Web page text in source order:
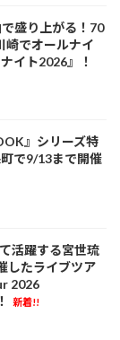
盛り上がる！70
崎でオールナイ
イト2026』！
』シリーズ特
で9/13まで開催
活躍する宮世琉
したライブツア
2026
新着!!